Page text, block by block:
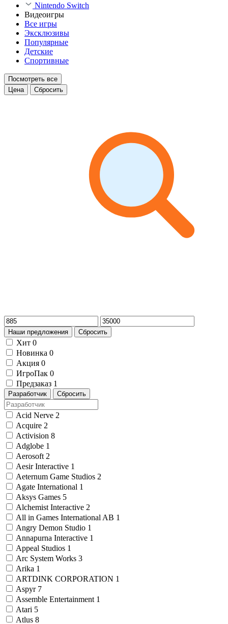
Nintendo Switch
Видеоигры
Все игры
Эксклюзивы
Популярные
Детские
Спортивные
Посмотреть все
Цена
Сбросить
Наши предложения Сбросить
Хит 0
Новинка 0
Акция 0
ИгроПак 0
Предзаказ 1
Разработчик Сбросить
Acid Nerve 2
Acquire 2
Activision 8
Adglobe 1
Aerosoft 2
Aesir Interactive 1
Aeternum Game Studios 2
Agate International 1
Aksys Games 5
Alchemist Interactive 2
All in Games International AB 1
Angry Demon Studio 1
Annapurna Interactive 1
Appeal Studios 1
Arc System Works 3
Arika 1
ARTDINK CORPORATION 1
Aspyr 7
Assemble Entertainment 1
Atari 5
Atlus 8